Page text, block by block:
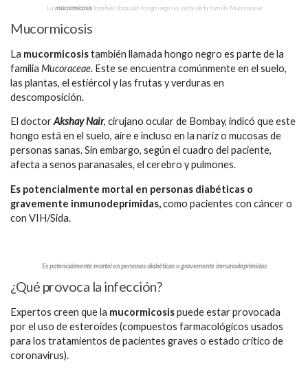
Lamucormicosistambién llamada hongo negro es parte de la familia Mucoraceae
Mucormicosis
La mucormicosistambién llamada hongo negro es parte de la
familia Mucoraceae. Este se encuentra comúnmente en el suelo,
las plantas, el estiércol y las frutas y verduras en
descomposición.
El doctorAkshay Nair, cirujano ocular de Bombay, indicó que este
hongo está en el suelo, aire e incluso en la nariz o mucosas de
personas sanas. Sin embargo, según el cuadro del paciente,
afecta a senos paranasales, el cerebro y pulmones.
Es potencialmente mortal en personas diabéticas o
gravemente inmunodeprimidas,como pacientes con cáncer o
con VIH/Sida.
Es potencialmente mortal en personas diabéticas o gravemente inmunodeprimidas
¿Qué provoca la infección?
Expertos creen que la mucormicosispuede estar provocada
por el uso de esteroides (compuestos farmacológicos usados
para los tratamientos de pacientes graves o estado crítico de
coronavirus).